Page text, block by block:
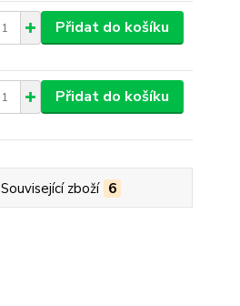
Přidat do košíku
Přidat do košíku
Související zboží 6